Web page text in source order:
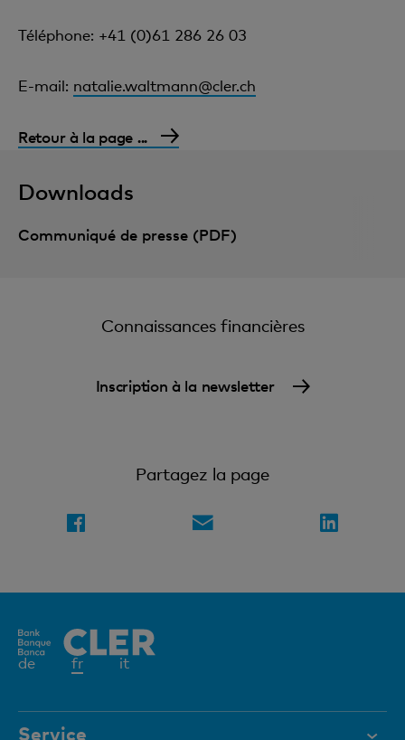
Téléphone: +41 (0)61 286 26 03
E-mail: natalie.waltmann@cler.ch
Retour à la page ...
Downloads
Communiqué de presse (PDF)
Connaissances financières
Inscription à la newsletter
Partagez la page
de frElément
it
Service